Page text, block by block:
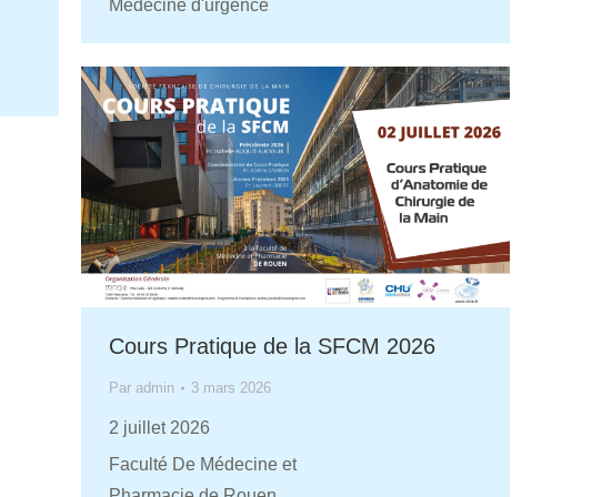
Médecine d'urgence
Cours Pratique de la SFCM 2026
Par admin 3 mars 2026
2 juillet 2026
Faculté De Médecine et